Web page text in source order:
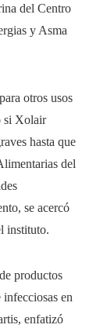
del Centro
y Asma
otros usos
si Xolair
hasta que
del
se acercó
instituto.
productos
infecciosas en
enfatizó